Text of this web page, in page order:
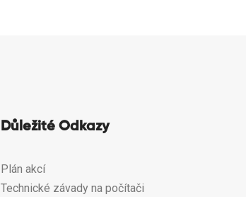
Důležité Odkazy
Plán akcí
Technické závady na počítači